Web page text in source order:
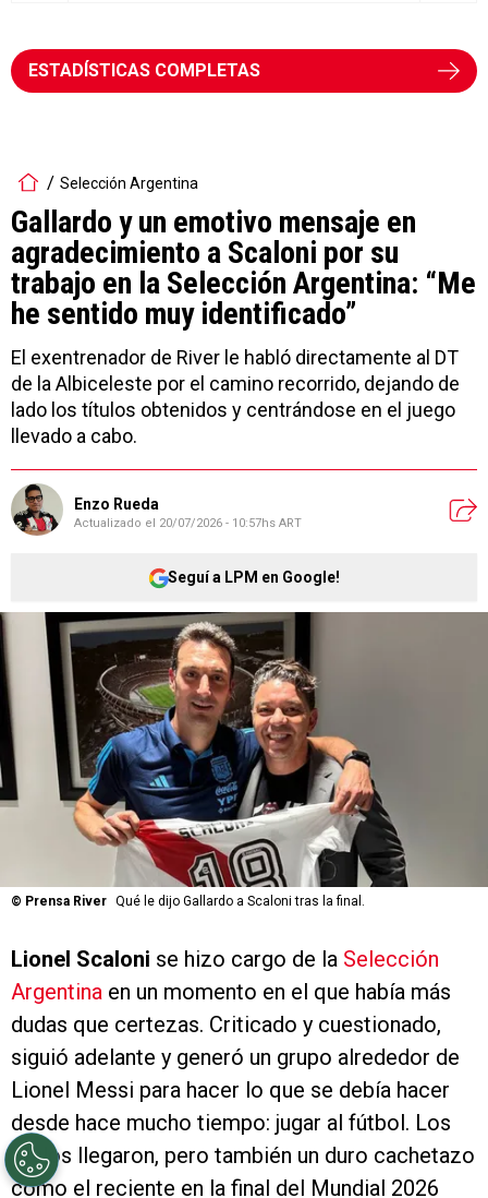
ESTADÍSTICAS COMPLETAS
Selección Argentina
Gallardo y un emotivo mensaje en
agradecimiento a Scaloni por su
trabajo en la Selección Argentina: “Me
he sentido muy identificado”
El exentrenador de River le habló directamente al DT
de la Albiceleste por el camino recorrido, dejando de
lado los títulos obtenidos y centrándose en el juego
llevado a cabo.
Enzo Rueda
Actualizado el 20/07/2026 - 10:57hs ART
Seguí a LPM en Google!
© Prensa River Qué le dijo Gallardo a Scaloni tras la final.
Lionel Scaloni se hizo cargo de la Selección
Argentina en un momento en el que había más
dudas que certezas. Criticado y cuestionado,
siguió adelante y generó un grupo alrededor de
Lionel Messi para hacer lo que se debía hacer
desde hace mucho tiempo: jugar al fútbol. Los
títulos llegaron, pero también un duro cachetazo
como el reciente en la final del Mundial 2026